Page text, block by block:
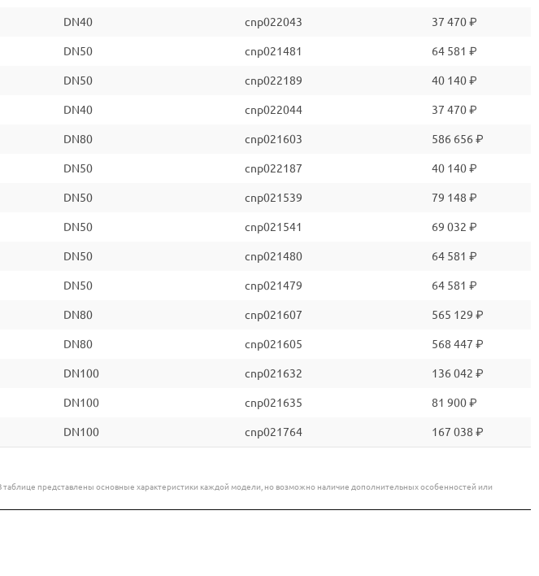
DN40 cnp022043 37 470 ₽
DN50 cnp021481 64 581 ₽
DN50 cnp022189 40 140 ₽
DN40 cnp022044 37 470 ₽
DN80 cnp021603 586 656 ₽
DN50 cnp022187 40 140 ₽
DN50 cnp021539 79 148 ₽
DN50 cnp021541 69 032 ₽
DN50 cnp021480 64 581 ₽
DN50 cnp021479 64 581 ₽
DN80 cnp021607 565 129 ₽
DN80 cnp021605 568 447 ₽
DN100 cnp021632 136 042 ₽
DN100 cnp021635 81 900 ₽
DN100 cnp021764 167 038 ₽
представлены основные характеристики каждой модели, но возможно наличие дополнительных особенностей или